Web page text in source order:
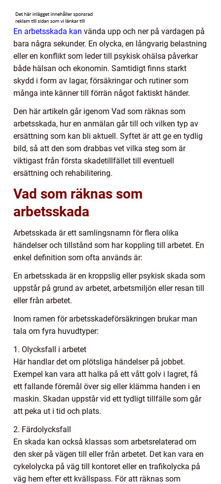
En arbetsskada kan vända upp och ner på vardagen på
bara några sekunder. En olycka, en långvarig belastning
eller en konflikt som leder till psykisk ohälsa påverkar
både hälsan och ekonomin. Samtidigt finns starkt
skydd i form av lagar, försäkringar och rutiner som
många inte känner till förrän något faktiskt händer.
Den här artikeln går igenom Vad som räknas som
arbetsskada, hur en anmälan går till och vilken typ av
ersättning som kan bli aktuell. Syftet är att ge en tydlig
bild, så att den som drabbas vet vilka steg som är
viktigast från första skadetillfället till eventuell
ersättning och rehabilitering.
Vad som räknas som
arbetsskada
Arbetsskada är ett samlingsnamn för flera olika
händelser och tillstånd som har koppling till arbetet. En
enkel definition som ofta används är:
En arbetsskada är en kroppslig eller psykisk skada som
uppstår på grund av arbetet, arbetsmiljön eller resan till
eller från arbetet.
Inom ramen för arbetsskadeförsäkringen brukar man
tala om fyra huvudtyper:
1. Olycksfall i arbetet
Här handlar det om plötsliga händelser på jobbet.
Exempel kan vara att halka på ett vått golv i lagret, få
ett fallande föremål över sig eller klämma handen i en
maskin. Skadan uppstår vid ett tydligt tillfälle som går
att peka ut i tid och plats.
2. Färdolycksfall
En skada kan också klassas som arbetsrelaterad om
den sker på vägen till eller från arbetet. Det kan vara en
cykelolycka på väg till kontoret eller en trafikolycka på
väg hem efter ett kvällspass. För att räknas som